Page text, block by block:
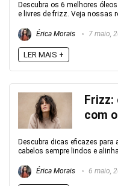
Descubra os 6 melhores
e livres de frizz. Veja nossas
Érica Morais 7 maio,
LER MAIS +
Frizz:
com
Descubra dicas eficazes
cabelos sempre lindos e
Érica Morais 6 maio,